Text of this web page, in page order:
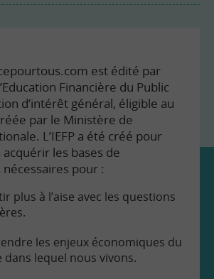
est édité par
Financière du Public
d’intérêt général, éligible au
par le Ministère de
L’IEFP a été créé pour
les bases de
nécessaires pour :
plus à l’aise avec les questions
les enjeux économiques du
dans lequel nous vivons.